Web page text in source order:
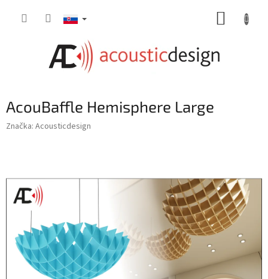
AcouBaffle Hemisphere Large
Značka: Acousticdesign